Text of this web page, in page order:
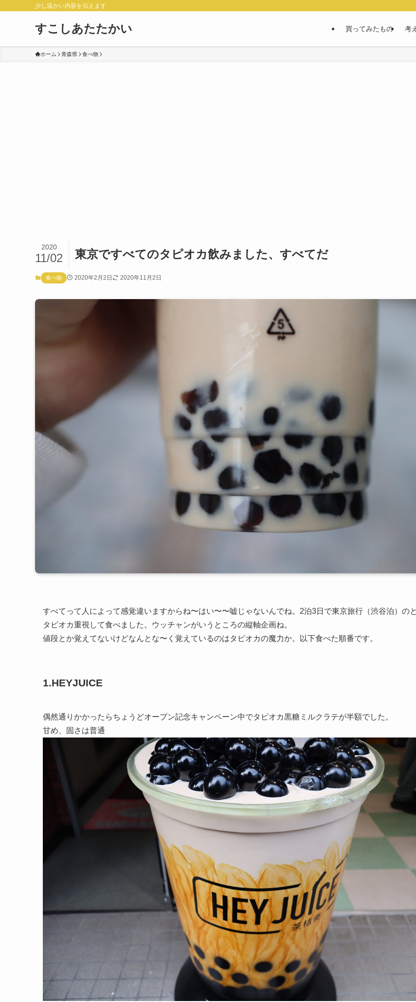
少し温かい内容を伝えます
すこしあたたかい 買ってみたもの 考
ホーム 青森県 食べ物
東京ですべてのタピオカ飲みました、すべてだ
2020
11/02
食べ物 2020年2月2日 2020年11月2日
すべてって人によって感覚違いますからね〜はい〜〜嘘じゃないんでね。2泊3日で東京旅行（渋谷泊）の
タピオカ重視して食べました。ウッチャンがいうところの縦軸企画ね。
値段とか覚えてないけどなんとな〜く覚えているのはタピオカの魔力か。以下食べた順番です。
1.HEYJUICE
偶然通りかかったらちょうどオープン記念キャンペーン中でタピオカ黒糖ミルクラテが半額でした。
甘め、固さは普通